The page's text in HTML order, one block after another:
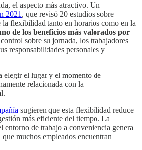
el aspecto más atractivo. Un
2021 , que revisó 20 estudios sobre
la flexibilidad tanto en horarios como en la
de los beneficios más valorados por
sobre su jornada, los trabajadores
responsabilidades personales y
elegir el lugar y el momento de
relacionada con la
sugieren que esta flexibilidad reduce
más eficiente del tiempo. La
entorno de trabajo a conveniencia genera
muchos empleados encuentran